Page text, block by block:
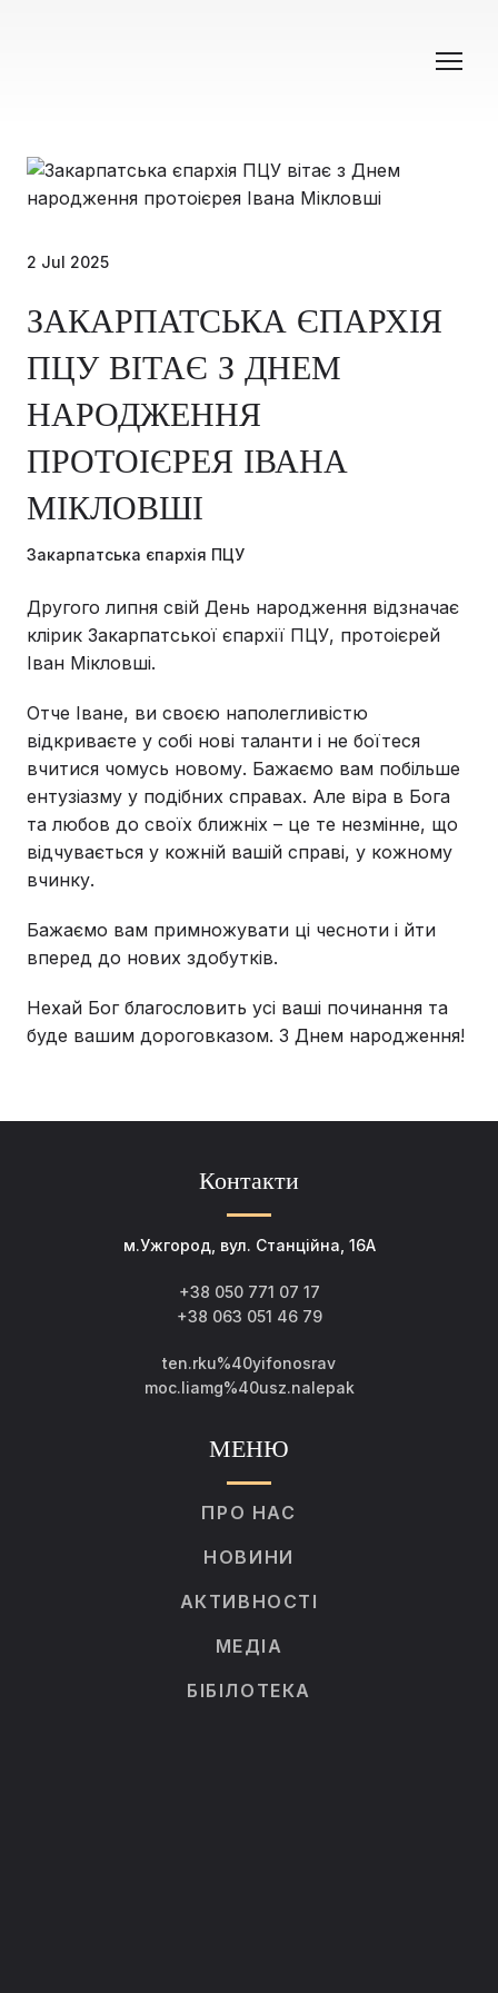
2 Jul 2025
ЗАКАРПАТСЬКА ЄПАРХІЯ
ПЦУ ВІТАЄ З ДНЕМ
НАРОДЖЕННЯ
ПРОТОІЄРЕЯ ІВАНА
МІКЛОВШІ
Закарпатська єпархія ПЦУ
Другого липня свій День народження відзначає
клірик Закарпатської єпархії ПЦУ, протоієрей
Іван Мікловші.
Отче Іване, ви своєю наполегливістю
відкриваєте у собі нові таланти і не боїтеся
вчитися чомусь новому. Бажаємо вам побільше
ентузіазму у подібних справах. Але віра в Бога
та любов до своїх ближніх – це те незмінне, що
відчувається у кожній вашій справі, у кожному
вчинку.
Бажаємо вам примножувати ці чесноти і йти
вперед до нових здобутків.
Нехай Бог благословить усі ваші починання та
буде вашим дороговказом. З Днем народження!
Контакти
м.Ужгород, вул. Станційна, 16А
+38 050 771 07 17
+38 063 051 46 79
ten.rku%40yifonosrav
moc.liamg%40usz.nalepak
МЕНЮ
ПРО НАС
НОВИНИ
АКТИВНОСТІ
МЕДІА
БІБІЛОТЕКА